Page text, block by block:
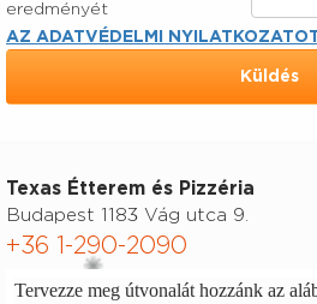
eredményét
AZ ADATVÉDELMI
Texas Étterem és Pizzéria
Budapest 1183 Vág utca 9.
+36 1-290-2090
Tervezze meg útvonalát hozzánk az